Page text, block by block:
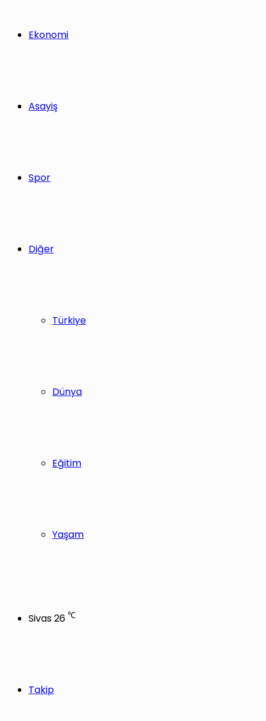
Ekonomi
Asayiş
Spor
Diğer
Türkiye
Dünya
Eğitim
Yaşam
Sivas26 ℃
Takip